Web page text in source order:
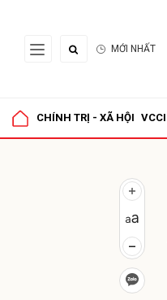
MỚI NHẤT
CHÍNH TRỊ - XÃ HỘI VCCI